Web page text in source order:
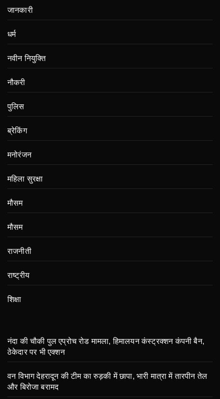
जानकारी
धर्म
नवीन नियुक्ति
नौकरी
पुलिस
ब्रेकिंग
मनोरंजन
महिला सुरक्षा
मौसम
मौसम
राजनीती
राष्ट्रीय
शिक्षा
नंदा की चौकी पुल एप्रोच रोड मामला, हिमालयन कंस्ट्रक्शन कंपनी बैन,
ठेकेदार पर भी एक्शन
वन विभाग देहरादून की टीम का रुड़की में छापा, भारी मात्रा में तारपीन तेल
और बिरोजा बरामद